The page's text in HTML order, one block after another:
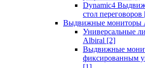
Dynamic4
стол переговоров
Выдвижные мониторы
Универсальные
Albiral [2]
Выдвижные
фиксированным